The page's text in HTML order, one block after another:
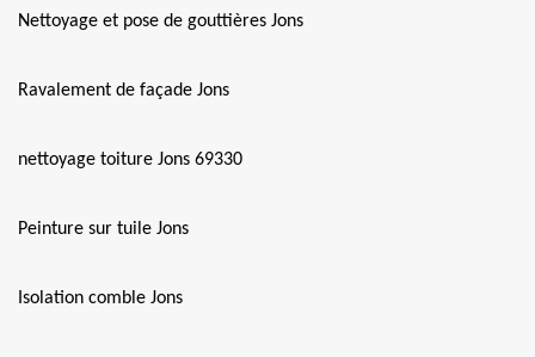
Nettoyage et pose de gouttières Jons
Ravalement de façade Jons
nettoyage toiture Jons 69330
Peinture sur tuile Jons
Isolation comble Jons